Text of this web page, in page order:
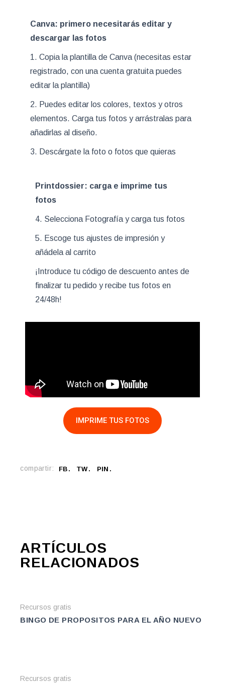
Canva: primero necesitarás editar y
descargar las fotos
1. Copia la plantilla de Canva (necesitas estar
registrado, con una cuenta gratuita puedes
editar la plantilla)
2. Puedes editar los colores, textos y otros
elementos. Carga tus fotos y arrástralas para
añadirlas al diseño.
3. Descárgate la foto o fotos que quieras
Printdossier: carga e imprime tus
fotos
4. Selecciona Fotografía y carga tus fotos
5. Escoge tus ajustes de impresión y
añádela al carrito
¡Introduce tu código de descuento antes de
finalizar tu pedido y recibe tus fotos en
24/48h!
IMPRIME TUS FOTOS
compartir: FB TW PIN
ARTÍCULOS
RELACIONADOS
Recursos gratis
BINGO DE PROPOSITOS PARA EL AÑO NUEVO
Recursos gratis